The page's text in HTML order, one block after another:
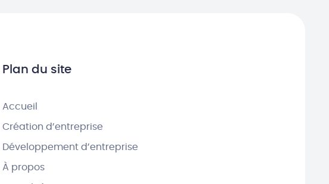
Plan du site
Accueil
Création d’entreprise
Développement d’entreprise
À propos